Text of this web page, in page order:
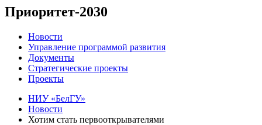
Приоритет-2030
Новости
Управление программой развития
Документы
Стратегические проекты
Проекты
НИУ «БелГУ»
Новости
Хотим стать первооткрывателями